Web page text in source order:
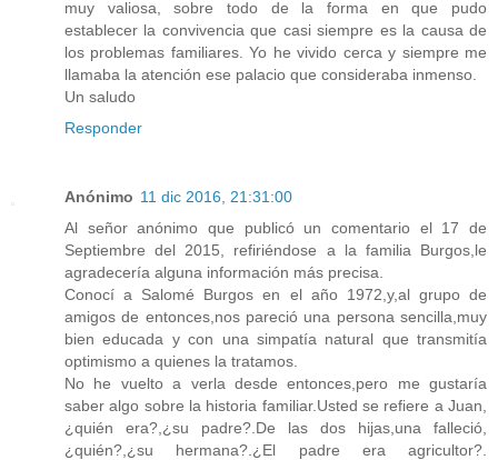
muy valiosa, sobre todo de la forma en que pudo
establecer la convivencia que casi siempre es la causa de
los problemas familiares. Yo he vivido cerca y siempre me
llamaba la atención ese palacio que consideraba inmenso.
Un saludo
Responder
Anónimo 11 dic 2016, 21:31:00
Al señor anónimo que publicó un comentario el 17 de
Septiembre del 2015, refiriéndose a la familia Burgos,le
agradecería alguna información más precisa.
Conocí a Salomé Burgos en el año 1972,y,al grupo de
amigos de entonces,nos pareció una persona sencilla,muy
bien educada y con una simpatía natural que transmitía
optimismo a quienes la tratamos.
No he vuelto a verla desde entonces,pero me gustaría
saber algo sobre la historia familiar.Usted se refiere a Juan,
¿quién era?,¿su padre?.De las dos hijas,una falleció,
¿quién?,¿su hermana?.¿El padre era agricultor?.